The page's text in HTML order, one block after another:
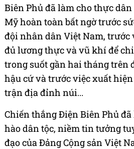
Biên Phủ đã làm cho thực
Mỹ hoàn toàn bất ngờ trước
đội nhân dân Việt Nam, trước
đủ lương thực và vũ khí để
trong suốt gần hai tháng trên
hậu cứ và trước việc xuất
trận địa đỉnh núi...
Chiến thắng Điện Biên Phủ
hào dân tộc, niềm tin tưởng
đạo của Đảng Cộng sản Việt